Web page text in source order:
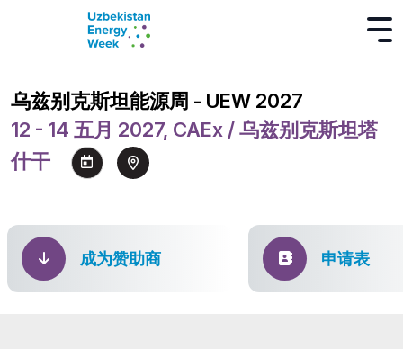
乌兹别克斯坦能源周 - UEW 2027
12 - 14 五月 2027, CAEx / 乌兹别克斯坦塔
什干
成为赞助商 申请表